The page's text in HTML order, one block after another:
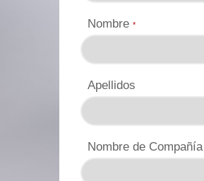
Nombre *
Apellidos
Nombre de Compañía